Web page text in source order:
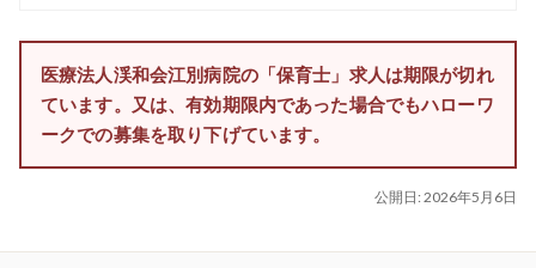
医療法人渓和会江別病院の「保育士」求人は期限が切れ
ています。又は、有効期限内であった場合でもハローワ
ークでの募集を取り下げています。
公開日: 2026年5月6日